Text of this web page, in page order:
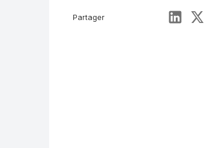
Partager